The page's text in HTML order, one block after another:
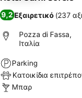
9,2Εξαιρετικό (237
Pozza di Fassa,
Ιταλία
Parking
Κατοικίδια
Μπαρ